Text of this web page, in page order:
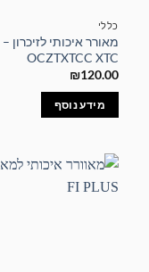
כללי
OCZTXTCC XTC
₪120.00
מידע נוסף